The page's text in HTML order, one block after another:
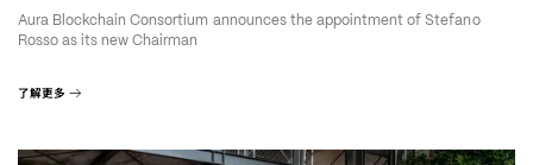
Aura Blockchain Consortium announces the appointment of Stefano
Rosso as its new Chairman
了解更多